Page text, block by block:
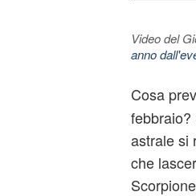
Video del
anno
Cosa
astrale si
che